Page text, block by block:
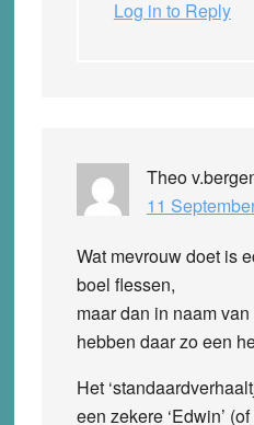
Log in to Reply
Theo
11
Wat mevrouw doet is
boel flessen,
maar dan in naam
hebben daar zo een
Het
een zekere ‘Edwin’